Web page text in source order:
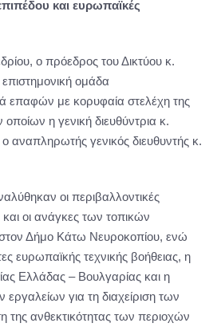
και ευρωπαϊκές
ο πρόεδρος του Δικτύου κ.
ομάδα
επαφών με κορυφαία στελέχη της
η γενική διευθύντρια κ.
αναπληρωτής γενικός διευθυντής κ.
οι περιβαλλοντικές
οι ανάγκες των τοπικών
Δήμο Κάτω Νευροκοπίου, ενώ
ευρωπαϊκής τεχνικής βοήθειας, η
Ελλάδας – Βουλγαρίας και η
για τη διαχείριση των
της ανθεκτικότητας των περιοχών